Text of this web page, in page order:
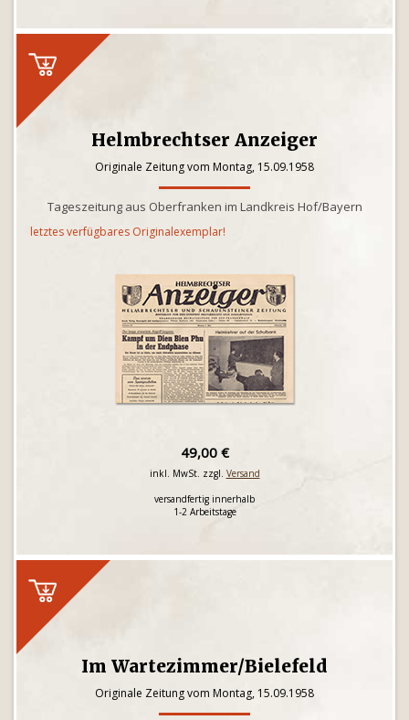
Helmbrechtser Anzeiger
Originale Zeitung vom Montag, 15.09.1958
Tageszeitung aus Oberfranken im Landkreis Hof/Bayern
letztes verfügbares Originalexemplar!
49,00 €
inkl. MwSt. zzgl. Versand
versandfertig innerhalb
1-2 Arbeitstage
Im Wartezimmer/Bielefeld
Originale Zeitung vom Montag, 15.09.1958